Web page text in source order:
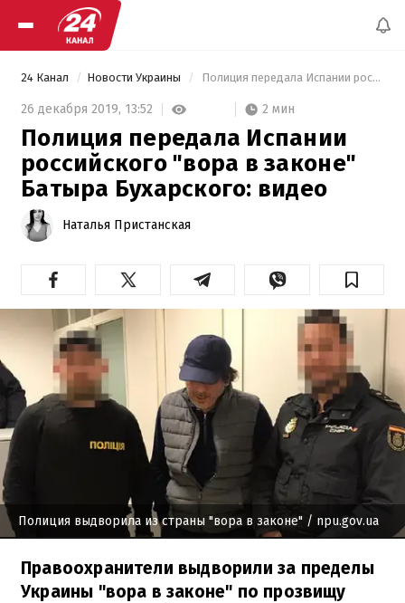
24 Канал Новости Украины Полиция передала Испании российского "вора в законе" Батыра Бухарского: видео
26 декабря 2019, 13:52 2 мин
Полиция передала Испании
российского "вора в законе"
Батыра Бухарского: видео
Наталья Пристанская
Полиция выдворила из страны "вора в законе" / npu.gov.ua
Правоохранители выдворили за пределы
Украины "вора в законе" по прозвищу